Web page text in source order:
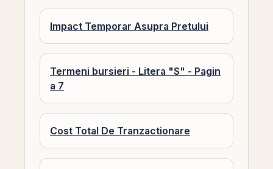
Impact Temporar Asupra Pretului
Termeni bursieri - Litera "S" - Pagin
a 7
Cost Total De Tranzactionare